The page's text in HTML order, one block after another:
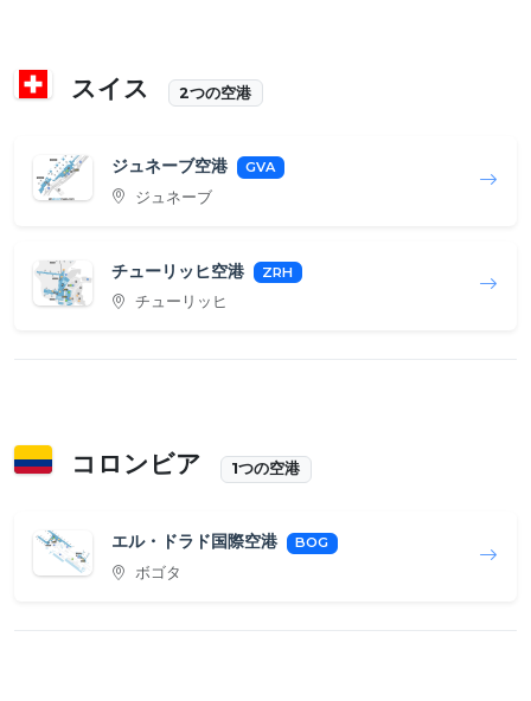
スイス 2つの空港
ジュネーブ空港 GVA
ジュネーブ
チューリッヒ空港 ZRH
チューリッヒ
コロンビア 1つの空港
エル・ドラド国際空港 BOG
ボゴタ